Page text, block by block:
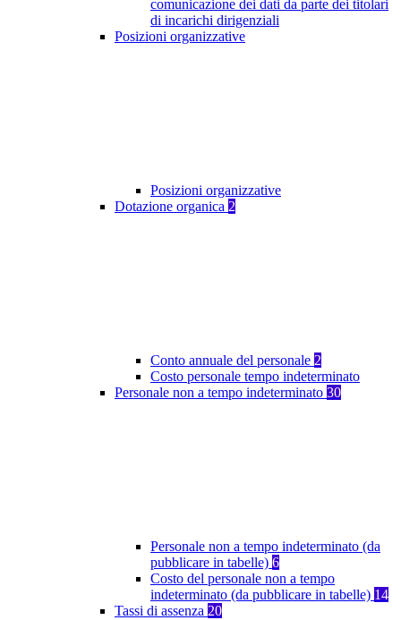
comunicazione dei dati da parte dei titolari
di incarichi dirigenziali
Posizioni organizzative
Posizioni organizzative
Dotazione organica 2
Conto annuale del personale 2
Costo personale tempo indeterminato
Personale non a tempo indeterminato 30
Personale non a tempo indeterminato (da
pubblicare in tabelle) 6
Costo del personale non a tempo
indeterminato (da pubblicare in tabelle) 14
Tassi di assenza 20